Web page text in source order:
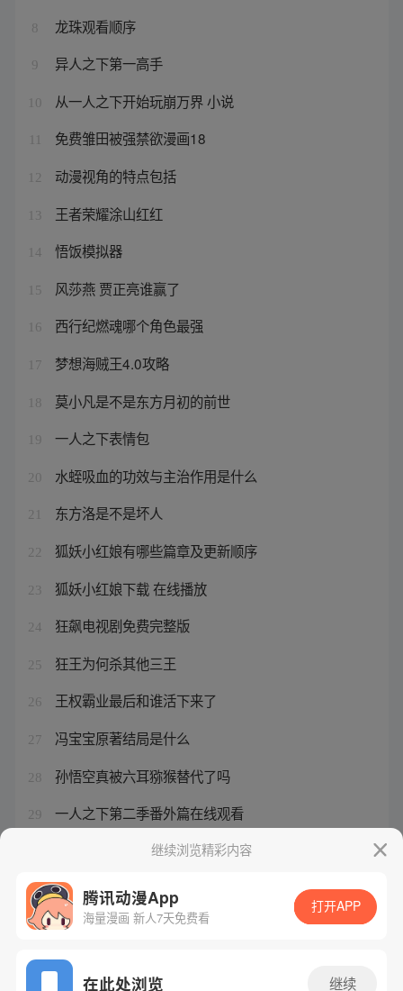
8 龙珠观看顺序
9 异人之下第一高手
10 从一人之下开始玩崩万界 小说
免费雏田被强禁欲漫画18
12 动漫视角的特点包括
13 王者荣耀涂山红红
14 悟饭模拟器
15 风莎燕 贾正亮谁赢了
16 西行纪燃魂哪个角色最强
17 梦想海贼王4.0攻略
18 莫小凡是不是东方月初的前世
19 一人之下表情包
20 水蛭吸血的功效与主治作用是什么
21 东方洛是不是坏人
22 狐妖小红娘有哪些篇章及更新顺序
23 狐妖小红娘下载 在线播放
24 狂飙电视剧免费完整版
25 狂王为何杀其他三王
26 王权霸业最后和谁活下来了
27 冯宝宝原著结局是什么
28 孙悟空真被六耳猕猴替代了吗
29 一人之下第二季番外篇在线观看
一人之下冯宝宝演员继续浏览精彩内容
腾讯动漫App
海量漫画 新人7天免费看
打开APP
在此处浏览 继续
网站备案/许可证号：粤B2-20090059-5